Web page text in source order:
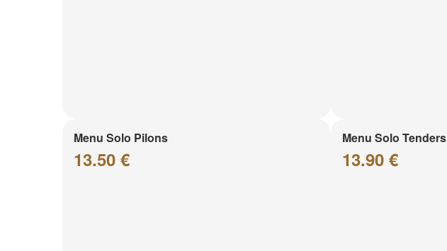
Menu Solo Pilons
13.50 €
Menu Solo Tenders
13.90 €